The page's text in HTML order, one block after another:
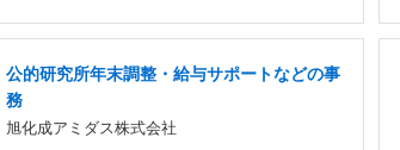
公的研究所年末調整・給与サポートなどの事
務
旭化成アミダス株式会社